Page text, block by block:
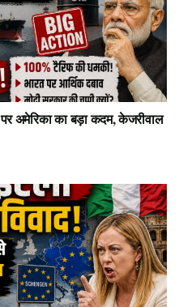
का बड़ा कदम, केजरीवाल